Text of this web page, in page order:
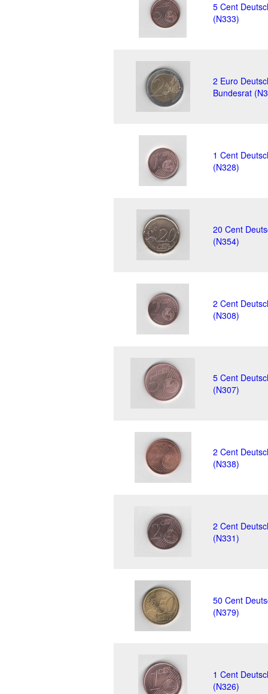
5 Cent
(N333)
2 Euro
Bundesrat
1 Cent
(N328)
20 Cent
(N354)
2 Cent
(N308)
5 Cent
(N307)
2 Cent
(N338)
2 Cent
(N331)
50 Cent
(N379)
1 Cent
(N326)